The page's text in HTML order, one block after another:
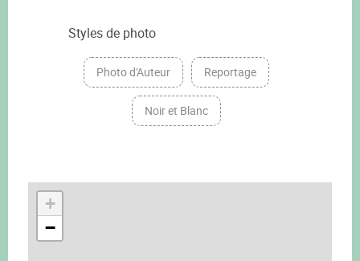
Styles de photo
Photo d'Auteur Reportage
Noir et Blanc
+
−